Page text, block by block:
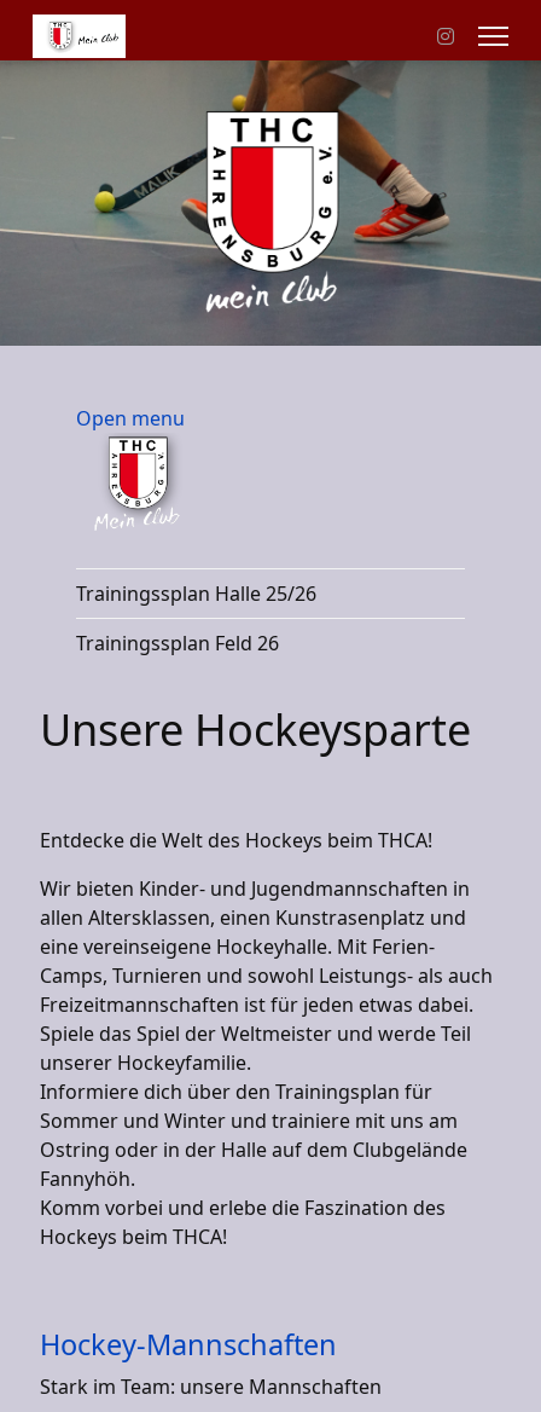
Open menu
Trainingssplan Halle 25/26
Trainingssplan Feld 26
Unsere Hockeysparte
Entdecke die Welt des Hockeys beim THCA!
Wir bieten Kinder- und Jugendmannschaften in
allen Altersklassen, einen Kunstrasenplatz und
eine vereinseigene Hockeyhalle. Mit Ferien-
Camps, Turnieren und sowohl Leistungs- als auch
Freizeitmannschaften ist für jeden etwas dabei.
Spiele das Spiel der Weltmeister und werde Teil
unserer Hockeyfamilie.
Informiere dich über den Trainingsplan für
Sommer und Winter und trainiere mit uns am
Ostring oder in der Halle auf dem Clubgelände
Fannyhöh.
Komm vorbei und erlebe die Faszination des
Hockeys beim THCA!
Hockey-Mannschaften
Stark im Team: unsere Mannschaften